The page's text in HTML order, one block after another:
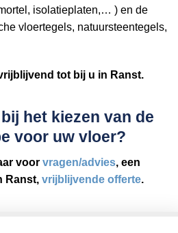
isolatieplaten,… ) en de
vloertegels, natuursteentegels,
tot bij u in Ranst.
het kiezen van de
voor uw vloer?
voor vragen/advies, een
Ranst, vrijblijvende offerte.